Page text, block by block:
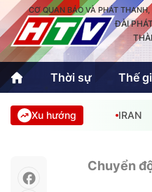
CƠ QUAN BÁO VÀ PHÁT
ĐÀI
Thời sự Thế
Thời sự
Xu hướng IRAN
Chuyển